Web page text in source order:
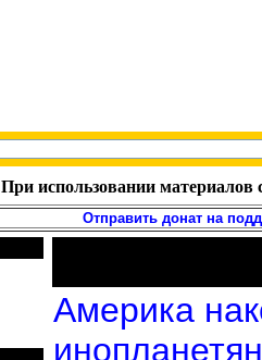
При использовании материалов
Отправить донат на
Америка
инопланетян